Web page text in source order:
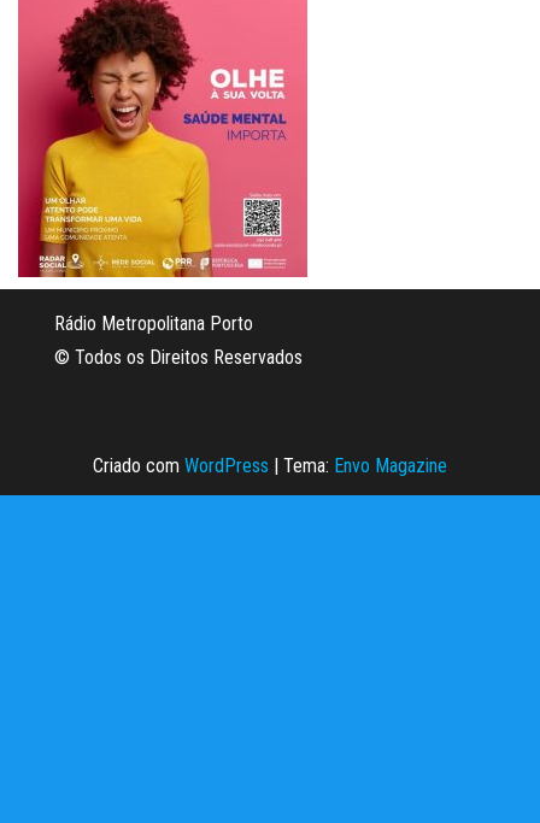
Rádio Metropolitana Porto
© Todos os Direitos Reservados
Criado com WordPress | Tema: Envo Magazine